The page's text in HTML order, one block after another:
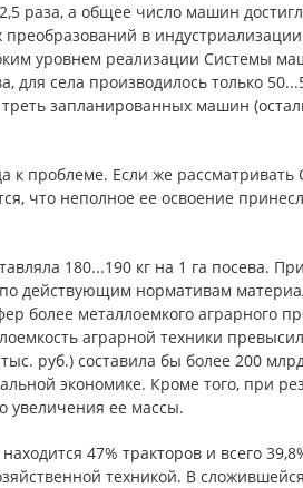
раза, а общее число машин
в индустриализации
уровнем реализации Системы
села производилось только
запланированных машин
к проблеме. Если же
что неполное ее освоение
180...190 кг на 1 га посева.
действующим нормативам
более металлоемкого аграрного
аграрной техники
руб.) составила бы более 200
экономике. Кроме того, при
увеличения ее массы.
47% тракторов и всего
техникой. В